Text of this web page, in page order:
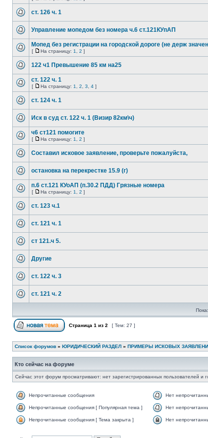
ст. 126 ч. 1
Управление мопедом без номера ч.6 ст.121КУпАП
Мопед без регистрации на городской дороге (не держ
[ На страницу: 1 2 ]
122 ч1 Превышение 85 км на25
ст. 122 ч. 1
[ На страницу: 1 2 3 4 ]
ст. 124 ч. 1
Иск в суд ст. 122 ч. 1 (Визир 82км\ч)
ч6 ст121 помогите
[ На страницу: 1 2 ]
Составил исковое заявление, проверьте пожалуйста,
остановка на перекрестке 15.9 (г)
п.6 ст.121 КУоАП (п.30.2 ПДД) Грязные номера
[ На страницу: 1 2 ]
ст. 123 ч.1
ст. 121 ч. 1
ст 121.ч 5.
Другие
ст. 122 ч. 3
ст. 121 ч. 2
Страница 1 из 2 [ Тем: 27 ]
Список форумов » ЮРИДИЧЕСКИЙ РАЗДЕЛ » ПРИМЕРЫ ИСКОВЫХ
Кто сейчас на форуме
Сейчас этот форум просматривают: нет зарегистрированных пользователей и
Непрочитанные сообщения Нет
Непрочитанные сообщения [ Популярная тема ] Нет
Непрочитанные сообщения [ Тема закрыта ] Нет